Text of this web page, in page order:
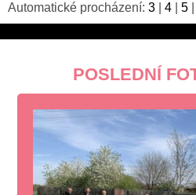
Automatické procházení: 3 4 5
POSLEDNÍ